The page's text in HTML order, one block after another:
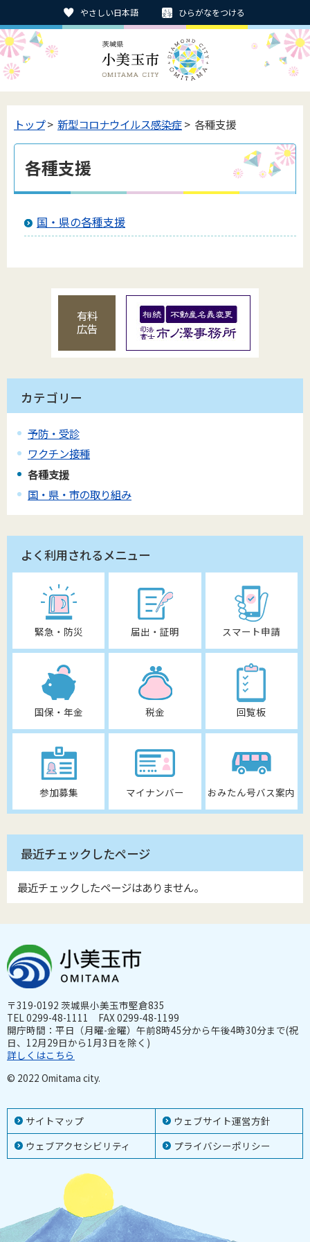
やさしい日本語 ひらがなをつける
トップ> 新型コロナウイルス感染症> 各種支援
各種支援
国・県の各種支援
有料
広告
カテゴリー
予防・受診
ワクチン接種
各種支援
国・県・市の取り組み
よく利用されるメニュー
緊急・防災 届出・証明 スマート申請
国保・年金 税金 回覧板
参加募集 マイナンバー おみたん号バス案内
最近チェックしたページ
最近チェックしたページはありません。
サイトマップ
ウェブサイト運営方針
ウェブアクセシビリティ
プライバシーポリシー
〒319-0192 茨城県小美玉市堅倉835
TEL 0299-48-1111 FAX 0299-48-1199
開庁時間：平日（月曜-金曜）午前8時45分から午後4時30分まで(祝
日、12月29日から1月3日を除く)
詳しくはこちら
© 2022 Omitama city.